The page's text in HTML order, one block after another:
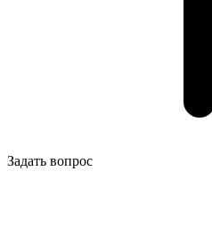
Задать вопрос